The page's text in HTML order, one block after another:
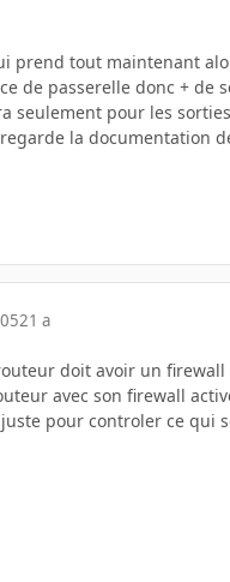
prend tout maintenant
de passerelle donc +
seulement pour les sorties
la documentation
21 a
doit avoir un
avec son firewall
pour controler ce qui